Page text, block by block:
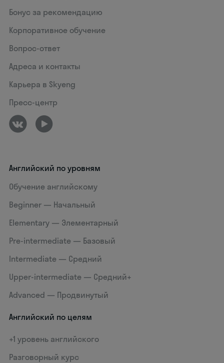
Бонус за рекомендацию
Корпоративное обучение
Вопрос-ответ
Адреса и контакты
Карьера в Skyeng
Пресс-центр
Английский по уровням
Обучение английскому
Beginner — Начальный
Elementary — Элементарный
Pre-intermediate — Базовый
Intermediate — Средний
Upper-intermediate — Средний+
Advanced — Продвинутый
Английский по целям
+1 уровень английского
Разговорный курс